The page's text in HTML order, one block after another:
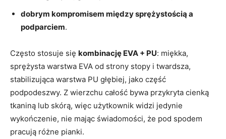
dobrym kompromisem między sprężystością a
podparciem.
Często stosuje się kombinację EVA + PU: miękka,
sprężysta warstwa EVA od strony stopy i twardsza,
stabilizująca warstwa PU głębiej, jako część
podpodeszwy. Z wierzchu całość bywa przykryta cienką
tkaniną lub skórą, więc użytkownik widzi jedynie
wykończenie, nie mając świadomości, że pod spodem
pracują różne pianki.